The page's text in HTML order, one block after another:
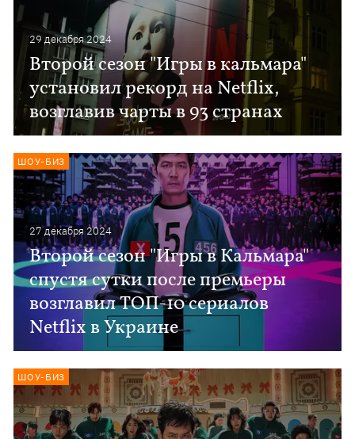
29 декабря 2024
Второй сезон "Игры в кальмара"
установил рекорд на Netflix,
возглавив чарты в 93 странах
27 декабря 2024
Второй сезон "Игры в Кальмара"
спустя сутки после премьеры
возглавил ТОП-10 сериалов
Netflix в Украине
ШОУ-БИЗ
ШОУ-БИЗ